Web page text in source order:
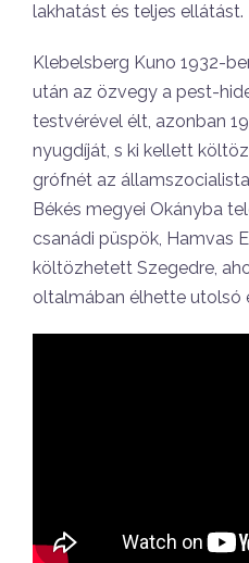
lakhatást és teljes ellátást.
Klebelsberg Kuno 1932-
után az özvegy a pest-
testvérével élt, azonban
nyugdíját, s ki kellett
grófnét az
Békés megyei Okányba
csanádi püspök, Hamvas
költözhetett Szegedre,
oltalmában élhette utolsó